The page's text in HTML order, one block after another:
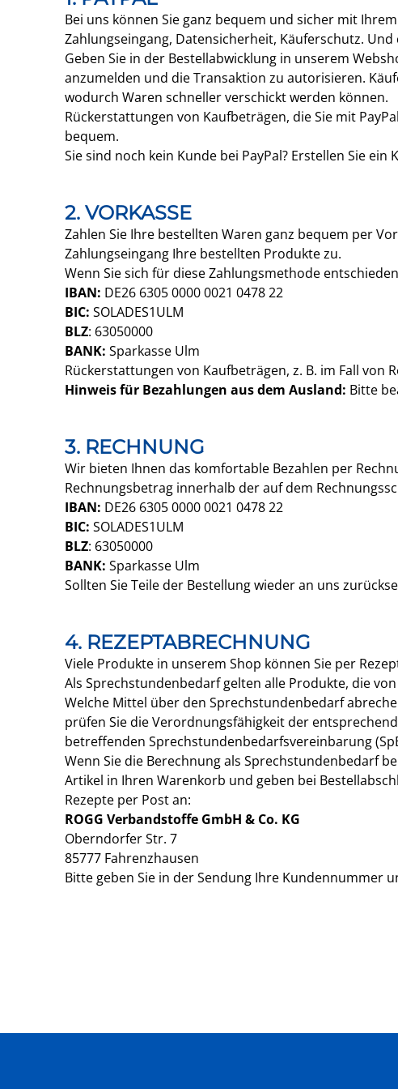
Bei uns können Sie ganz bequem und sicher mit
Zahlungseingang, Datensicherheit, Käuferschutz.
Geben Sie in der Bestellabwicklung in unserem
anzumelden und die Transaktion zu autorisieren.
wodurch Waren schneller verschickt werden können.
Rückerstattungen von Kaufbeträgen, die Sie mit
bequem.
Sie sind noch kein Kunde bei PayPal? Erstellen Sie ein
2. VORKASSE
Zahlen Sie Ihre bestellten Waren ganz bequem per
Zahlungseingang Ihre bestellten Produkte zu.
Wenn Sie sich für diese Zahlungsmethode
IBAN: DE26 6305 0000 0021 0478 22
BIC: SOLADES1ULM
BLZ: 63050000
BANK: Sparkasse Ulm
Rückerstattungen von Kaufbeträgen, z. B. im Fall von
Hinweis für Bezahlungen aus dem Ausland: Bitte
3. RECHNUNG
Wir bieten Ihnen das komfortable Bezahlen per
Rechnungsbetrag innerhalb der auf dem
IBAN: DE26 6305 0000 0021 0478 22
BIC: SOLADES1ULM
BLZ: 63050000
BANK: Sparkasse Ulm
Sollten Sie Teile der Bestellung wieder an uns
4. REZEPTABRECHNUNG
Viele Produkte in unserem Shop können Sie per
Als Sprechstundenbedarf gelten alle Produkte, die
Welche Mittel über den Sprechstundenbedarf
prüfen Sie die Verordnungsfähigkeit der
betreffenden Sprechstundenbedarfsvereinbarung
Wenn Sie die Berechnung als Sprechstundenbedarf
Artikel in Ihren Warenkorb und geben bei
Rezepte per Post an:
ROGG Verbandstoffe GmbH & Co. KG
Oberndorfer Str. 7
85777 Fahrenzhausen
Bitte geben Sie in der Sendung Ihre Kundennummer